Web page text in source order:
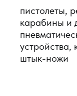
пистолеты,
карабины и
устройства,
штык-ножи